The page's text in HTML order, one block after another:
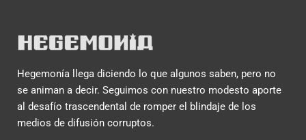
Hegemonía llega diciendo lo que algunos saben, pero no
se animan a decir. Seguimos con nuestro modesto aporte
al desafío trascendental de romper el blindaje de los
medios de difusión corruptos.